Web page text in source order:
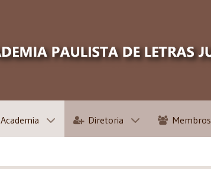
Academia Diretoria Membros